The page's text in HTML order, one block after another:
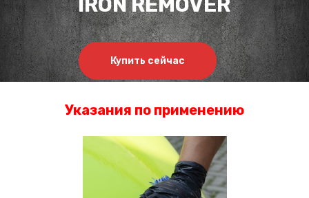
Купить сейчас
Указания по применению